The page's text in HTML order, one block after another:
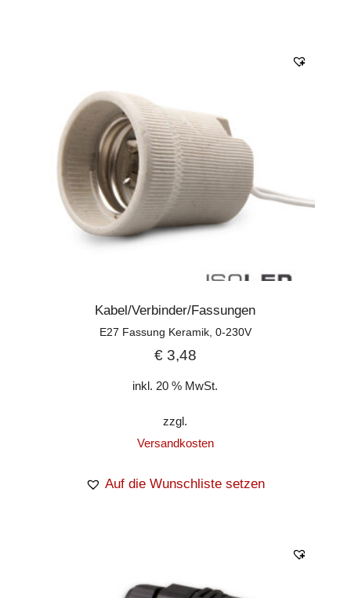
Kabel/Verbinder/Fassungen
E27 Fassung Keramik, 0-230V
€3,48
inkl. 20 % MwSt.
zzgl.
Versandkosten
Auf die Wunschliste setzen